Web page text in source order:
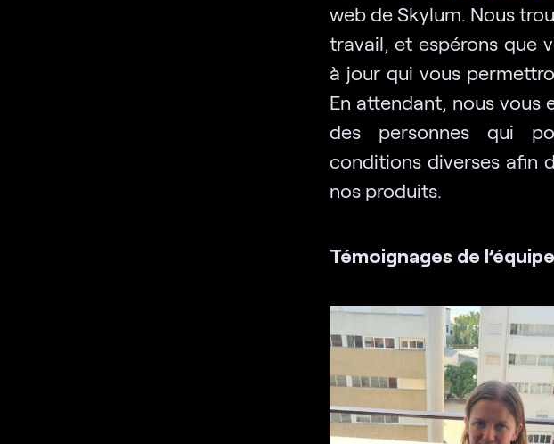
web de Skylum. Nous
travail, et espérons que
à jour qui vous
En attendant, nous vous
des personnes qui
conditions diverses afin
nos produits.
Témoignages de